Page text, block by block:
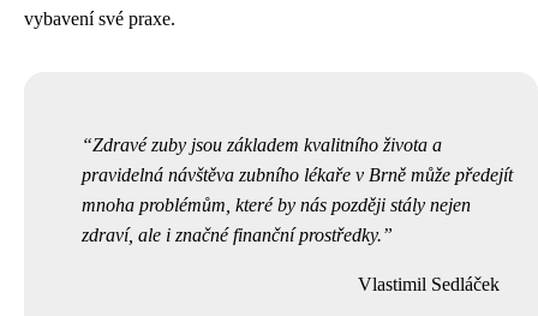
vybavení své praxe.
Zdravé zuby jsou základem kvalitního života a
pravidelná návštěva zubního lékaře v Brně může předejít
mnoha problémům, které by nás později stály nejen
zdraví, ale i značné finanční prostředky.
Vlastimil Sedláček